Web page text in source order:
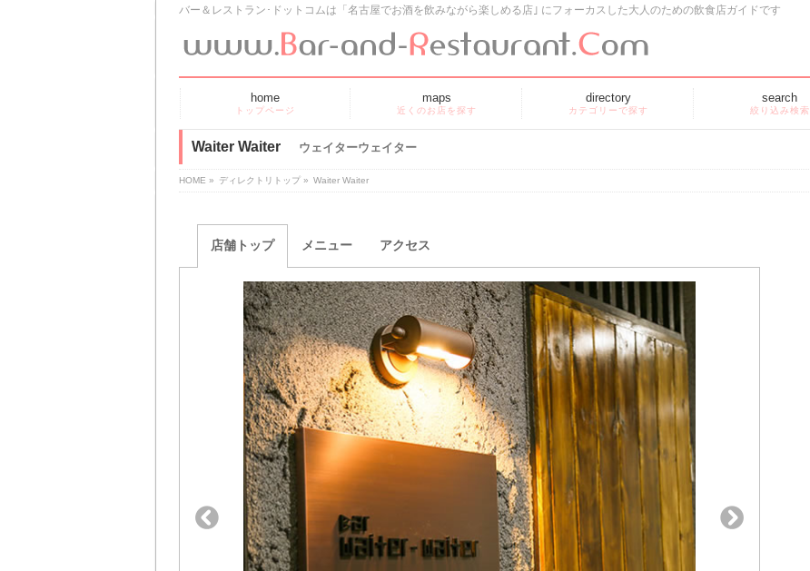
バー＆レストラン･ドットコムは「名古屋でお酒を飲みながら楽しめる店｣ にフォーカスした大人のための飲食店ガイドです
home
トップページ
maps
近くのお店を探す
directory
カテゴリーで探す
search
絞り込み検索
Waiter Waiter ウェイターウェイター
HOME » ディレクトリトップ » Waiter Waiter
店舗トップ メニュー アクセス